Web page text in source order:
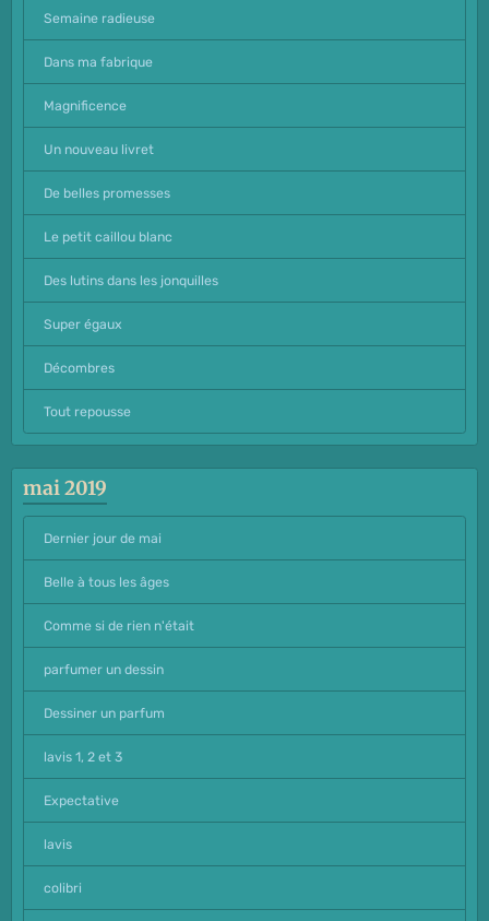
Semaine radieuse
Dans ma fabrique
Magnificence
Un nouveau livret
De belles promesses
Le petit caillou blanc
Des lutins dans les jonquilles
Super égaux
Décombres
Tout repousse
mai 2019
Dernier jour de mai
Belle à tous les âges
Comme si de rien n'était
parfumer un dessin
Dessiner un parfum
lavis 1, 2 et 3
Expectative
lavis
colibri